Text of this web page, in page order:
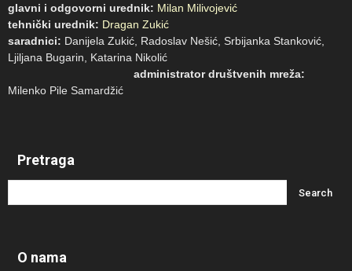
glavni i odgovorni urednik: Milan Milivojević
tehnički urednik: Dragan Zukić
saradnici: Danijela Zukić, Radoslav Nešić, Srbijanka Stanković,
Ljiljana Bugarin, Katarina Nikolić
administrator društvenih mreža:
Milenko Pile Samardžić
Pretraga
O nama